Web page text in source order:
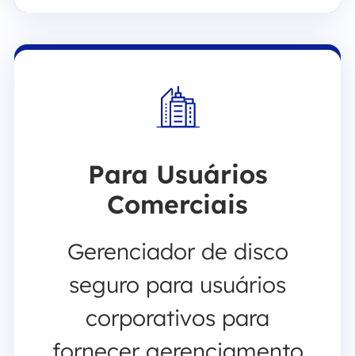
Para Usuários
Comerciais
Gerenciador de disco
seguro para usuários
corporativos para